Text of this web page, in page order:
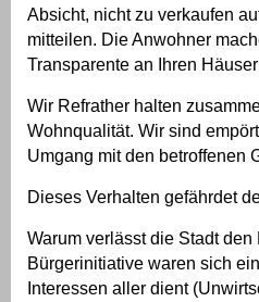
Absicht, nicht zu verkaufen
mitteilen. Die Anwohner
Transparente an Ihren
Wir Refrather halten
Wohnqualität. Wir sind
Umgang mit den betroffenen
Dieses Verhalten gefährdet
Warum verlässt die Stadt
Bürgerinitiative waren sich
Interessen aller dient